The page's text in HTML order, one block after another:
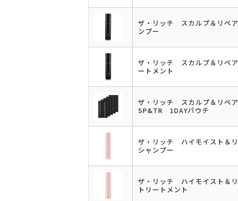
ザ・リッチ スカルプ＆リペ
ンプー
ザ・リッチ スカルプ＆リペ
ートメント
ザ・リッチ スカルプ＆リペ
SP&TR 1DAYパウチ
ザ・リッチ ハイモイスト＆
シャンプー
ザ・リッチ ハイモイスト＆
トリートメント